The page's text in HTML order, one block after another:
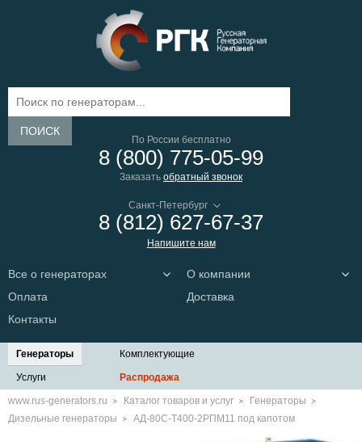
ПОИСК
По России бесплатно
8 (800) 775-05-99
Заказать обратный звонок
8 (812) 627-67-37
Напишите нам
Все о генераторах
О компании
Оплата
Доставка
Контакты
Генераторы Комплектующие
Услуги Распродажа
www.rus-generators.ru Каталог товаров и услуг
Генераторы
Дизельные генераторы
АД-80С-Т400-2РПМ11 под капотом